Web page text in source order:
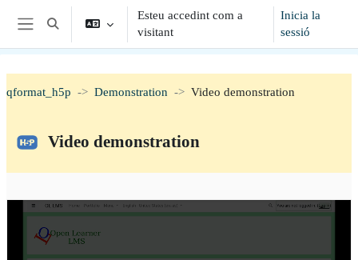
Vés al contingut principal
Panell lateral
Commuta l'entrada de la cerca
Esteu accedint com a
visitant
Inicia la
sessió
qformat_h5p Demonstration Video demonstration
Video demonstration